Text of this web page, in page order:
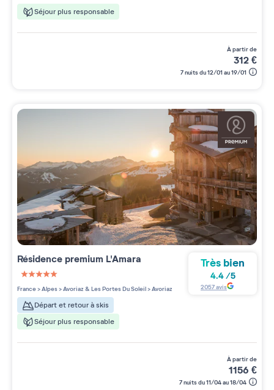
Séjour plus responsable
à partir de
312€
7 nuits du 12/01 au 19/01
Résidence premium L'Amara
5 étoiles sur 5
France>Alpes>Avoriaz & Les Portes Du Soleil>Avoriaz
Départ et retour à skis
Séjour plus responsable
Très bien
4.4/5
2057avis
à partir de
1156 €
7 nuits du 11/04 au 18/04